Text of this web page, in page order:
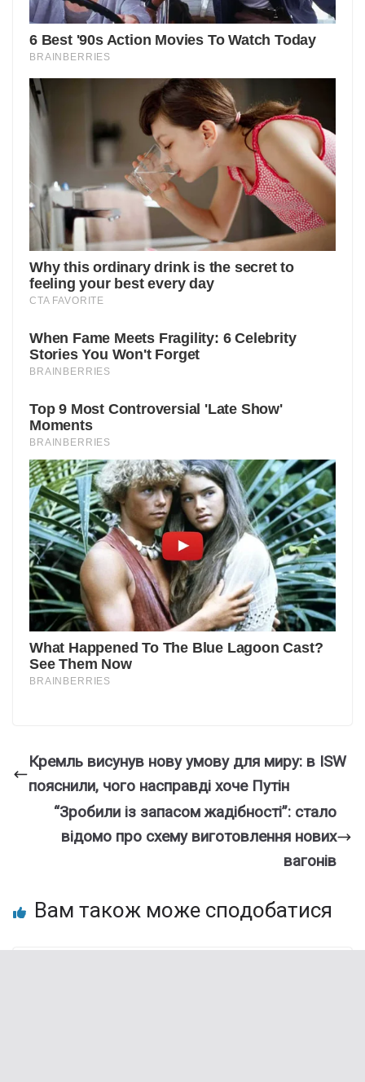
Кремль висунув нову умову для миру: в ISW
пояснили, чого насправді хоче Путін
“Зробили із запасом жадібності”: стало
відомо про схему виготовлення нових
вагонів
Вам також може сподобатися